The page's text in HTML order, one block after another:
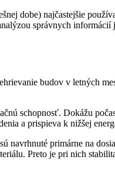
dobe) najčastejšie
správnych
budov v letných
schopnosť. Dokážu
a prispieva k nižšej
navrhnuté primárne na
Preto je pri nich